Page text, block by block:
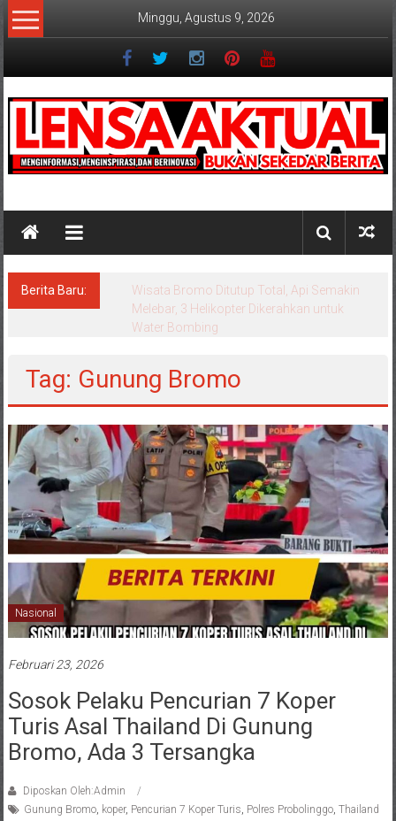
Lompat
ke
Minggu, Agustus 9, 2026
Berita Baru:
Istri Polisi di Kediri Jadi Tersangka Penipuan
Arisan Online, Kuasa Hukum Korban Desak
Penahanan
Tag: Gunung Bromo
Nasional
Februari 23, 2026
Sosok Pelaku Pencurian 7 Koper
Turis Asal Thailand Di Gunung
Bromo, Ada 3 Tersangka
Diposkan Oleh:Admin
Gunung Bromo, koper, Pencurian 7 Koper Turis Polres Probolinggo, Thailand